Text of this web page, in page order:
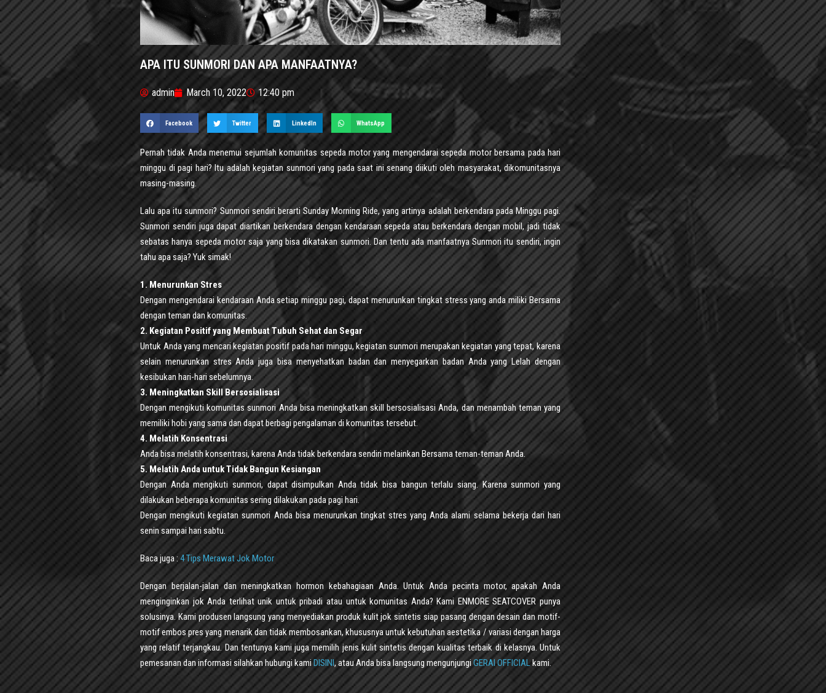
APA ITU SUNMORI DAN APA MANFAATNYA?
admin March 10, 2022 12:40 pm
Facebook Twitter LinkedIn WhatsApp
Pernah tidak Anda menemui sejumlah komunitas sepeda motor yang mengendarai sepeda motor bersama pada hari
minggu di pagi hari? Itu adalah kegiatan sunmori yang pada saat ini senang diikuti oleh masyarakat, dikomunitasnya
masing-masing.
Lalu apa itu sunmori? Sunmori sendiri berarti Sunday Morning Ride, yang artinya adalah berkendara pada Minggu pagi.
Sunmori sendiri juga dapat diartikan berkendara dengan kendaraan sepeda atau berkendara dengan mobil, jadi tidak
sebatas hanya sepeda motor saja yang bisa dikatakan sunmori. Dan tentu ada manfaatnya Sunmori itu sendiri, ingin
tahu apa saja? Yuk simak!
1. Menurunkan Stres
Dengan mengendarai kendaraan Anda setiap minggu pagi, dapat menurunkan tingkat stress yang anda miliki Bersama
dengan teman dan komunitas.
2. Kegiatan Positif yang Membuat Tubuh Sehat dan Segar
Untuk Anda yang mencari kegiatan positif pada hari minggu, kegiatan sunmori merupakan kegiatan yang tepat, karena
selain menurunkan stres Anda juga bisa menyehatkan badan dan menyegarkan badan Anda yang Lelah dengan
kesibukan hari-hari sebelumnya.
3. Meningkatkan Skill Bersosialisasi
Dengan mengikuti komunitas sunmori Anda bisa meningkatkan skill bersosialisasi Anda, dan menambah teman yang
memiliki hobi yang sama dan dapat berbagi pengalaman di komunitas tersebut.
4. Melatih Konsentrasi
Anda bisa melatih konsentrasi, karena Anda tidak berkendara sendiri melainkan Bersama teman-teman Anda.
5. Melatih Anda untuk Tidak Bangun Kesiangan
Dengan Anda mengikuti sunmori, dapat disimpulkan Anda tidak bisa bangun terlalu siang. Karena sunmori yang
dilakukan beberapa komunitas sering dilakukan pada pagi hari.
Dengan mengikuti kegiatan sunmori Anda bisa menurunkan tingkat stres yang Anda alami selama bekerja dari hari
senin sampai hari sabtu.
Baca juga : 4 Tips Merawat Jok Motor
Dengan berjalan-jalan dan meningkatkan hormon kebahagiaan Anda. Untuk Anda pecinta motor, apakah Anda
menginginkan jok Anda terlihat unik untuk pribadi atau untuk komunitas Anda? Kami ENMORE SEATCOVER punya
solusinya. Kami produsen langsung yang menyediakan produk kulit jok sintetis siap pasang dengan desain dan motif-
motif embos pres yang menarik dan tidak membosankan, khususnya untuk kebutuhan aestetika / variasi dengan harga
yang relatif terjangkau. Dan tentunya kami juga memilih jenis kulit sintetis dengan kualitas terbaik di kelasnya. Untuk
pemesanan dan informasi silahkan hubungi kamiDISINI, atau Anda bisa langsung mengunjungiGERAI OFFICIALkami.